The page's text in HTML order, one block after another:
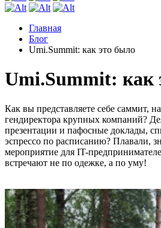
Главная
Блог
Umi.Summit: как это было
Umi.Summit: как
Как вы представляете себе саммит,
гендиректора крупных компаний?
презентации и пафосные доклады,
эспрессо по расписанию? Плавали,
мероприятие для IT-
встречают не по одежке, а по уму!